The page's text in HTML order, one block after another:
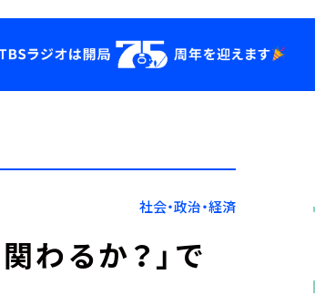
YouTube
会社情報社会・政治・経済
わるか？」で